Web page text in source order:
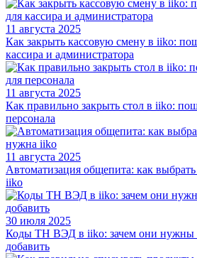
11 августа 2025
Как закрыть кассовую смену в iiko:
кассира и администратора
11 августа 2025
Как правильно закрыть стол в iiko:
персонала
11 августа 2025
Автоматизация общепита: как
iiko
30 июля 2025
Коды ТН ВЭД в iiko: зачем они нужны
добавить